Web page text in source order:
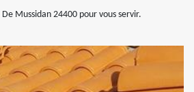
Mussidan 24400 pour vous servir.